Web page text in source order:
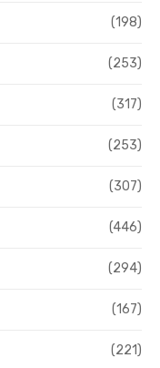
(198)
(253)
(317)
(253)
(307)
(446)
(294)
(167)
(221)